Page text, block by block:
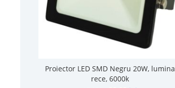
Proiector LED SMD Negru 20W, lumina
rece, 6000k